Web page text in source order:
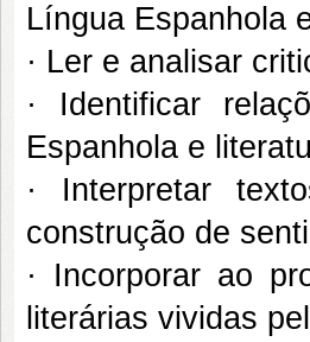
Língua Espanhola
· Ler e analisar
· Identificar
Espanhola e
· Interpretar
construção de
· Incorporar ao
literárias vividas